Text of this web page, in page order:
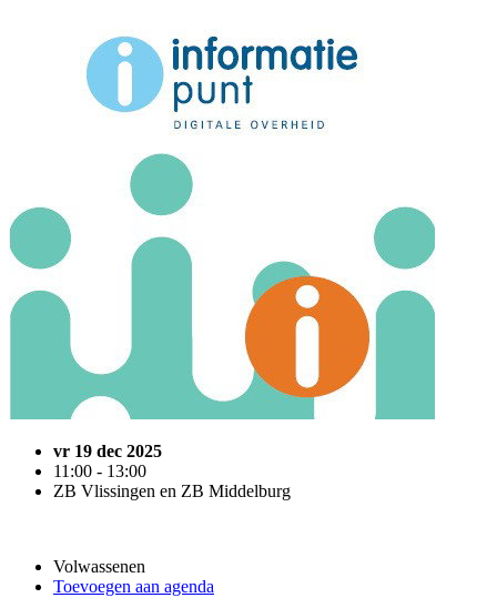
vr 19 dec 2025
11:00 - 13:00
ZB Vlissingen en ZB Middelburg
Volwassenen
Toevoegen aan agenda